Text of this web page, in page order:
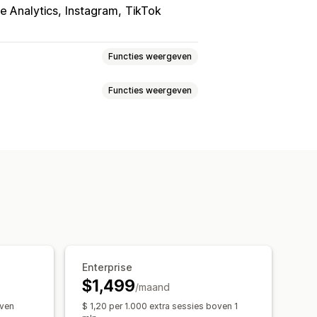
Analytics Instagram TikTok
Functies weergeven
Benchmarking
Voorspelling
Functies weergeven
ROI-analyse
Enterprise
$1,499/maand
$ 1,20 per 1.000 extra sessies boven 1